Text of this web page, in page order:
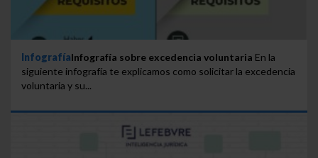
InfografíaInfografía sobre excedencia voluntaria En la
siguiente infografía te explicamos como solicitar la excedencia
voluntaria y su...